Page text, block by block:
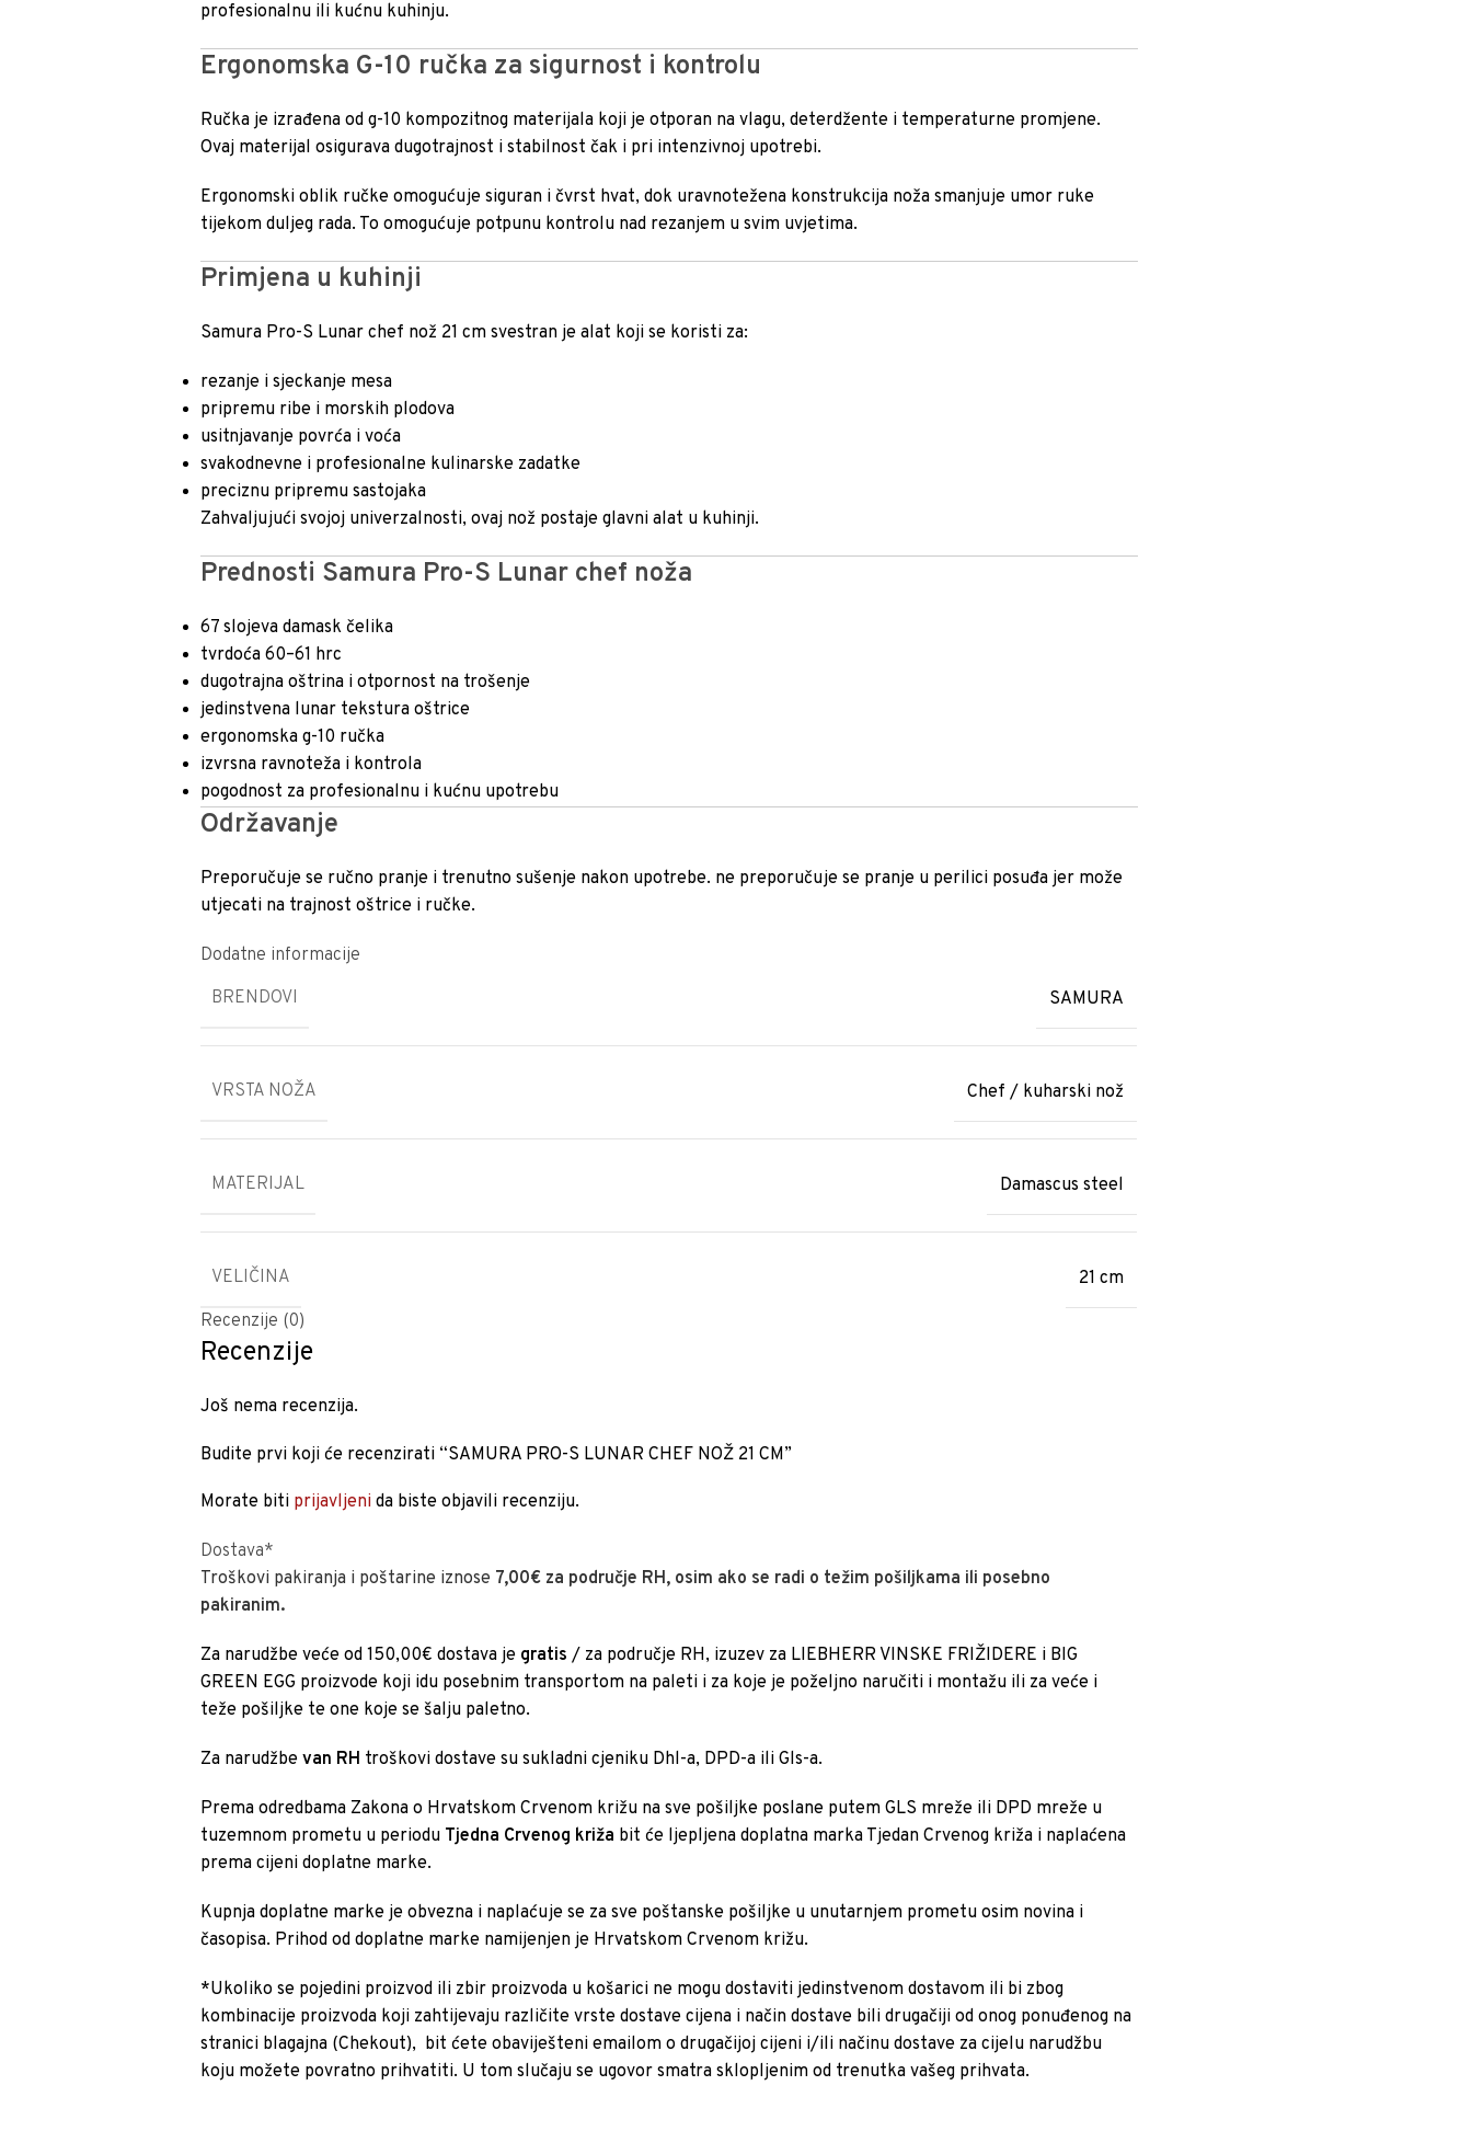
profesionalnu ili kućnu kuhinju.
Ergonomska G-10 ručka za sigurnost i kontrolu
Ručka je izrađena od g-10 kompozitnog materijala koji je otporan na vlagu, deterdžente i temperaturne promjene.
Ovaj materijal osigurava dugotrajnost i stabilnost čak i pri intenzivnoj upotrebi.
Ergonomski oblik ručke omogućuje siguran i čvrst hvat, dok uravnotežena konstrukcija noža smanjuje umor ruke
tijekom duljeg rada. To omogućuje potpunu kontrolu nad rezanjem u svim uvjetima.
Primjena u kuhinji
Samura Pro-S Lunar chef nož 21 cm svestran je alat koji se koristi za:
rezanje i sjeckanje mesa
pripremu ribe i morskih plodova
usitnjavanje povrća i voća
svakodnevne i profesionalne kulinarske zadatke
preciznu pripremu sastojaka
Zahvaljujući svojoj univerzalnosti, ovaj nož postaje glavni alat u kuhinji.
Prednosti Samura Pro-S Lunar chef noža
67 slojeva damask čelika
tvrdoća 60–61 hrc
dugotrajna oštrina i otpornost na trošenje
jedinstvena lunar tekstura oštrice
ergonomska g-10 ručka
izvrsna ravnoteža i kontrola
pogodnost za profesionalnu i kućnu upotrebu
Održavanje
Preporučuje se ručno pranje i trenutno sušenje nakon upotrebe. ne preporučuje se pranje u perilici posuđa jer može
utjecati na trajnost oštrice i ručke.
Dodatne informacije
BRENDOVI
SAMURA
VRSTA NOŽA Chef / kuharski nož
MATERIJAL Damascus steel
VELIČINA
21 cm
Recenzije (0)
Recenzije
Još nema recenzija.
Budite prvi koji će recenzirati “SAMURA PRO-S LUNAR CHEF NOŽ 21 CM”
Morate biti prijavljeni da biste objavili recenziju.
Dostava*
Troškovi pakiranja i poštarine iznose 7,00€ za područje RH, osim ako se radi o težim pošiljkama ili posebno
pakiranim.
Za narudžbe veće od 150,00€ dostava je gratis / za područje RH, izuzev za LIEBHERR VINSKE FRIŽIDERE i BIG
GREEN EGG proizvode koji idu posebnim transportom na paleti i za koje je poželjno naručiti i montažu ili za veće i
teže pošiljke te one koje se šalju paletno.
Za narudžbevan RH troškovi dostave su sukladni cjeniku Dhl-a, DPD-a ili Gls-a.
Prema odredbama Zakona o Hrvatskom Crvenom križu na sve pošiljke poslane putem GLS mreže ili DPD mreže u
tuzemnom prometu u periodu Tjedna Crvenog križa bit će ljepljena doplatna marka Tjedan Crvenog križa i naplaćena
prema cijeni doplatne marke.
Kupnja doplatne marke je obvezna i naplaćuje se za sve poštanske pošiljke u unutarnjem prometu osim novina i
časopisa. Prihod od doplatne marke namijenjen je Hrvatskom Crvenom križu.
*Ukoliko se pojedini proizvod ili zbir proizvoda u košarici ne mogu dostaviti jedinstvenom dostavom ili bi zbog
kombinacije proizvoda koji zahtijevaju različite vrste dostave cijena i način dostave bili drugačiji od onog ponuđenog na
stranici blagajna (Chekout), bit ćete obaviješteni emailom o drugačijoj cijeni i/ili načinu dostave za cijelu narudžbu
koju možete povratno prihvatiti. U tom slučaju se ugovor smatra sklopljenim od trenutka vašeg prihvata.